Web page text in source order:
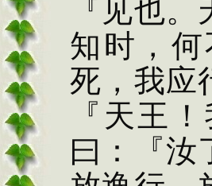
『见也
知时，
死，我应
『天王
曰：『汝